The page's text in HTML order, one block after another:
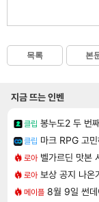
목록 본
지금 뜨는 인벤
클립 봉누도2 두 번
클립 마크 RPG 고
로아 벨가르딘 맛본
로아 보상 공지 나온
메이플 8월 9일 썬데